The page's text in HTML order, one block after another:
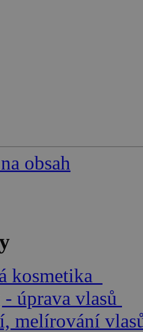
obsah
kosmetika
úprava vlasů
melírování